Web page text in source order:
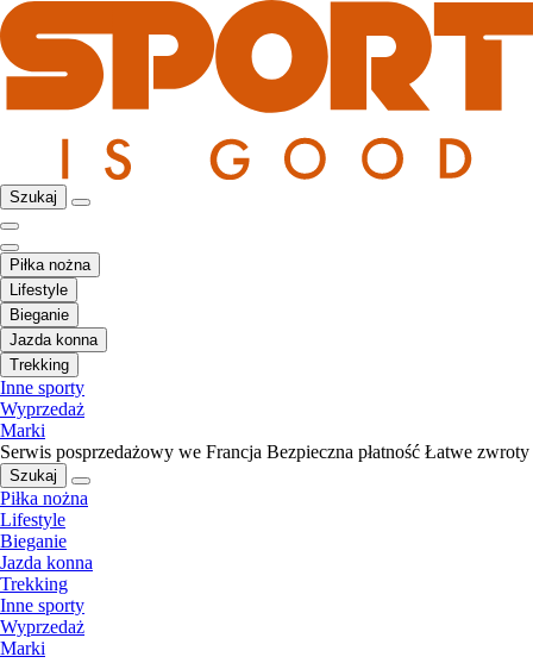
Szukaj
Piłka nożna
Lifestyle
Bieganie
Jazda konna
Trekking
Inne sporty
Wyprzedaż
Marki
Serwis posprzedażowy we Francja Bezpieczna płatność Łatwe zwroty
Szukaj
Piłka nożna
Lifestyle
Bieganie
Jazda konna
Trekking
Inne sporty
Wyprzedaż
Marki